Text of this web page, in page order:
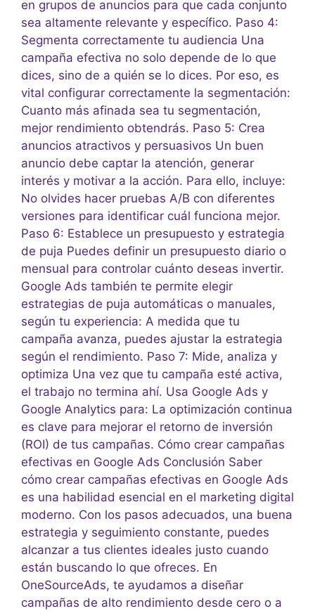
en grupos de anuncios para que cada conjunto
sea altamente relevante y específico. Paso 4:
Segmenta correctamente tu audiencia Una
campaña efectiva no solo depende de lo que
dices, sino de a quién se lo dices. Por eso, es
vital configurar correctamente la segmentación:
Cuanto más afinada sea tu segmentación,
mejor rendimiento obtendrás. Paso 5: Crea
anuncios atractivos y persuasivos Un buen
anuncio debe captar la atención, generar
interés y motivar a la acción. Para ello, incluye:
No olvides hacer pruebas A/B con diferentes
versiones para identificar cuál funciona mejor.
Paso 6: Establece un presupuesto y estrategia
de puja Puedes definir un presupuesto diario o
mensual para controlar cuánto deseas invertir.
Google Ads también te permite elegir
estrategias de puja automáticas o manuales,
según tu experiencia: A medida que tu
campaña avanza, puedes ajustar la estrategia
según el rendimiento. Paso 7: Mide, analiza y
optimiza Una vez que tu campaña esté activa,
el trabajo no termina ahí. Usa Google Ads y
Google Analytics para: La optimización continua
es clave para mejorar el retorno de inversión
(ROI) de tus campañas. Cómo crear campañas
efectivas en Google Ads Conclusión Saber
cómo crear campañas efectivas en Google Ads
es una habilidad esencial en el marketing digital
moderno. Con los pasos adecuados, una buena
estrategia y seguimiento constante, puedes
alcanzar a tus clientes ideales justo cuando
están buscando lo que ofreces. En
OneSourceAds, te ayudamos a diseñar
campañas de alto rendimiento desde cero o a